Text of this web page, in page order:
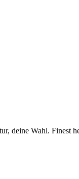
deine Wahl. Finest